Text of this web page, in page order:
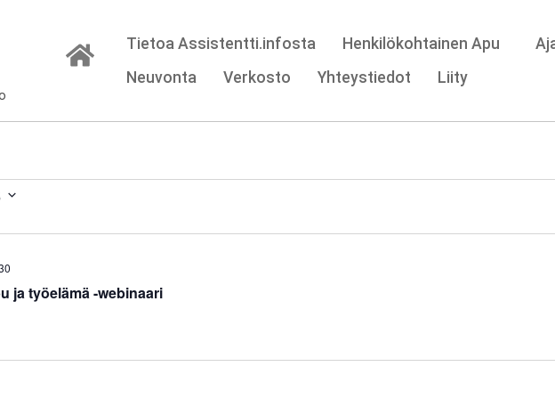
Tietoa Assistentti.infosta Henkilökohtainen Apu
Neuvonta
Verkosto Yhteystiedot Liity
ja työelämä -webinaari